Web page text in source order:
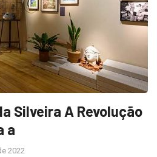
Silveira A Revolução
a
2022